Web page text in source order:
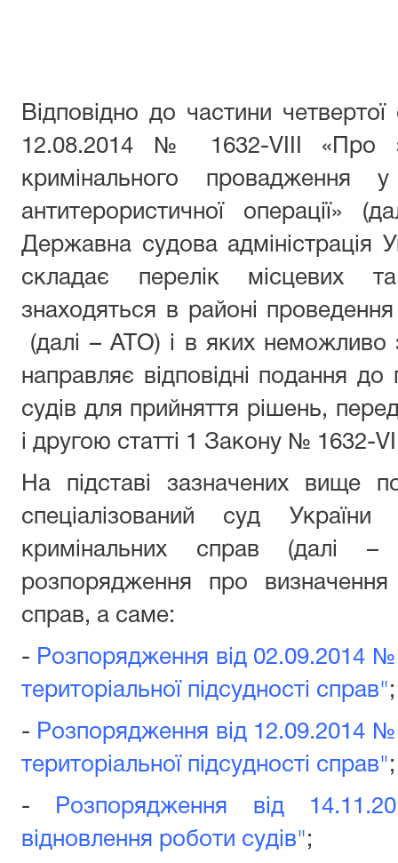
Відповідно до частини
12.08.2014 № 1632-VIII «Про
кримінального провадження
антитерористичної
Державна судова адміністрація
складає перелік місцевих
знаходяться в районі проведення
(далі – АТО) і в яких неможливо
направляє відповідні подання до
судів для прийняття рішень,
і другою статті 1 Закону № 1632-
На підставі зазначених вище
спеціалізований суд
кримінальних справ (далі –
розпорядження про визначення
справ, а саме:
- Розпорядження від 02.09.2014
територіальної підсудності справ";
- Розпорядження від 12.09.2014
територіальної підсудності справ";
-
Розпорядження від
відновлення роботи судів";